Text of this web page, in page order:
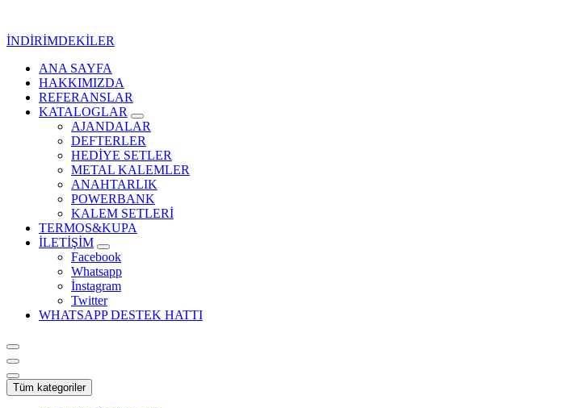
İNDİRİMDEKİLER
Kurumsal Promosyon-Hediyelik
ANA SAYFA
HAKKIMIZDA
REFERANSLAR
KATALOGLAR
AJANDALAR
DEFTERLER
HEDİYE SETLER
METAL KALEMLER
ANAHTARLIK
POWERBANK
KALEM SETLERİ
TERMOS&KUPA
İLETİŞİM
Facebook
Whatsapp
İnstagram
Twitter
WHATSAPP DESTEK HATTI
Tüm kategoriler